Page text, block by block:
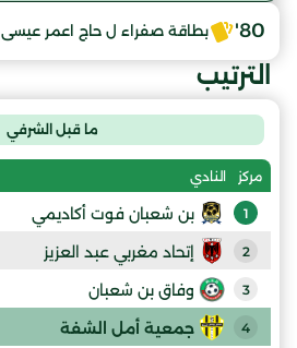
80' بطاقة صفراء ل حاج اعمر عيسى
الترتيب
ما قبل الشرفي
مركز النادي
1 بن شعبان فوت أكاديمي
2 إتحاد مغربي عبد العزيز
3 وفاق بن شعبان
4 جمعية أمل الشفة